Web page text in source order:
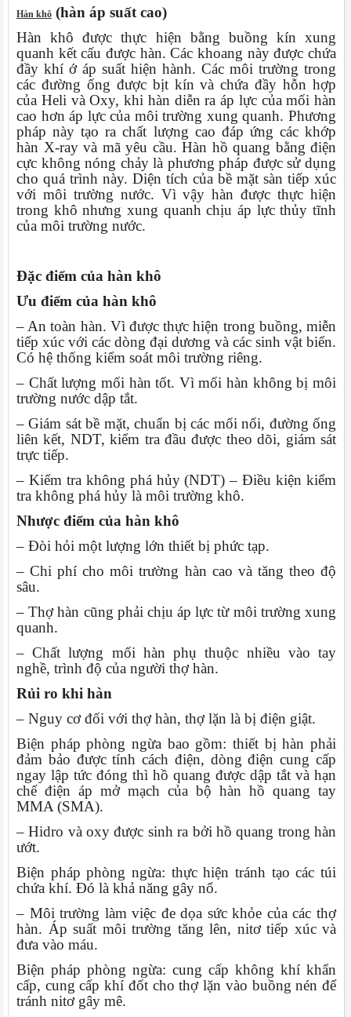
Hàn khô (hàn áp suất cao)
Hàn khô được thực hiện bằng buồng kín xung
quanh kết cấu được hàn. Các khoang này được chứa
đầy khí ớ áp suất hiện hành. Các môi trường trong
các đường ống được bịt kín và chứa đầy hỗn hợp
của Heli và Oxy, khi hàn diễn ra áp lực của mối hàn
cao hơn áp lực của môi trường xung quanh. Phương
pháp này tạo ra chất lượng cao đáp ứng các khớp
hàn X-ray và mã yêu cầu. Hàn hồ quang bằng điện
cực không nóng chảy là phương pháp được sử dụng
cho quá trình này. Diện tích của bề mặt sàn tiếp xúc
với môi trường nước. Vì vậy hàn được thực hiện
trong khô nhưng xung quanh chịu áp lực thủy tĩnh
của môi trường nước.
Đặc điểm của hàn khô
Ưu điểm của hàn khô
– An toàn hàn. Vì được thực hiện trong buồng, miễn
tiếp xúc với các dòng đại dương và các sinh vật biển.
Có hệ thống kiểm soát môi trường riêng.
– Chất lượng mối hàn tốt. Vì mối hàn không bị môi
trường nước dập tắt.
– Giám sát bề mặt, chuẩn bị các mối nối, đường ống
liên kết, NDT, kiểm tra đầu được theo dõi, giám sát
trực tiếp.
– Kiểm tra không phá hủy (NDT) – Điều kiện kiểm
tra không phá hủy là môi trường khô.
Nhược điểm của hàn khô
– Đòi hỏi một lượng lớn thiết bị phức tạp.
– Chi phí cho môi trường hàn cao và tăng theo độ
sâu.
– Thợ hàn cũng phải chịu áp lực từ môi trường xung
quanh.
– Chất lượng mối hàn phụ thuộc nhiều vào tay
nghề, trình độ của người thợ hàn.
Rủi ro khi hàn
– Nguy cơ đối với thợ hàn, thợ lặn là bị điện giật.
Biện pháp phòng ngừa bao gồm: thiết bị hàn phải
đảm bảo được tính cách điện, dòng điện cung cấp
ngay lập tức đóng thì hồ quang được dập tắt và hạn
chế điện áp mở mạch của bộ hàn hồ quang tay
MMA (SMA).
– Hidro và oxy được sinh ra bởi hồ quang trong hàn
ướt.
Biện pháp phòng ngừa: thực hiện tránh tạo các túi
chứa khí. Đó là khả năng gây nổ.
– Môi trường làm việc đe dọa sức khỏe của các thợ
hàn. Áp suất môi trường tăng lên, nitơ tiếp xúc và
đưa vào máu.
Biện pháp phòng ngừa: cung cấp không khí khẩn
cấp, cung cấp khí đốt cho thợ lặn vào buồng nén để
tránh nitơ gây mê.